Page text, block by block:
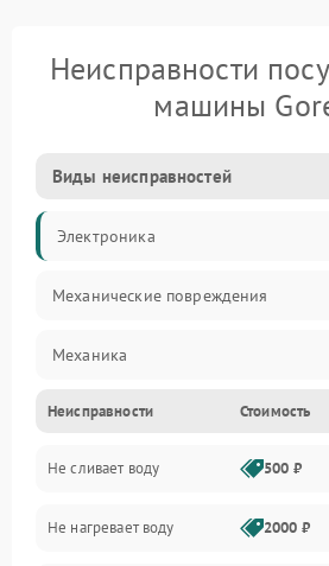
Неисправности
машины
Виды неисправностей
Электроника
Механические повреждения
Механика
Управление
Электропитание
Датчики
Неисправности Стоимость
Не сливает воду 500 ₽
Не нагревает воду 2000 ₽